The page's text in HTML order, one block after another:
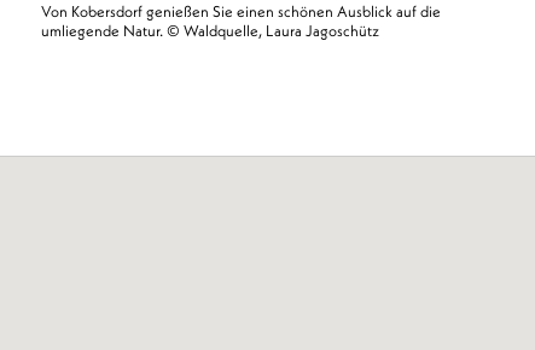
Von Kobersdorf genießen Sie einen schönen Ausblick auf die
umliegende Natur. © Waldquelle, Laura Jagoschütz